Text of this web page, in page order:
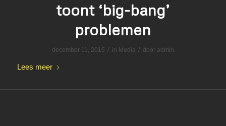
toont ‘big-bang’
problemen
december 11, 2015 / in Media / door admin
Lees meer